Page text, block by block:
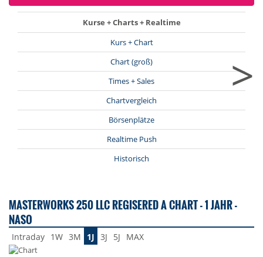
Kurse + Charts + Realtime
Kurs + Chart
Chart (groß)
Times + Sales
Chartvergleich
Börsenplätze
Realtime Push
Historisch
>
MASTERWORKS 250 LLC REGISERED A CHART - 1 JAHR -
NASO
Intraday 1W 3M 1J 3J 5J MAX